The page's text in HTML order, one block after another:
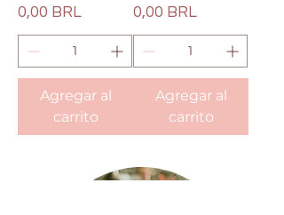
Precio
0,00 BRL
Agregar al
carrito
Precio
0,00 BRL
Agregar al
carrito